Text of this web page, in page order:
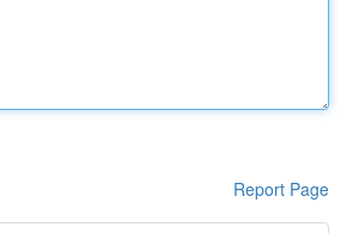
Report Page